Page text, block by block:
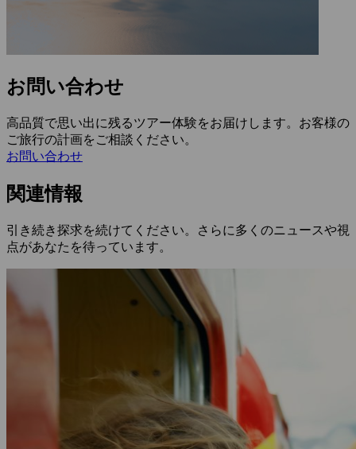
お問い合わせ
高品質で思い出に残るツアー体験をお届けします。お客様の
ご旅行の計画をご相談ください。
お問い合わせ
関連情報
引き続き探求を続けてください。さらに多くのニュースや視
点があなたを待っています。